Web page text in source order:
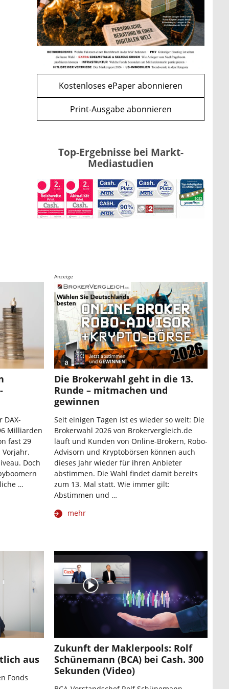
WEITERE ARTIKEL
zurückweiter
Kind möglich
mehr
Kostenloses ePaper abonnieren
Print-Ausgabe abonnieren
Top-Ergebnisse bei Markt-
Mediastudien
DAX-
Milliarden
fast 29
Doch
…
Anzeige
Die Brokerwahl geht in die 13.
Runde – mitmachen und
gewinnen
Seit einigen Tagen ist es wieder so weit: Die
Brokerwahl 2026 von Brokervergleich.de
läuft und Kunden von Online-Brokern, Robo-
Advisorn und Kryptobörsen können auch
dieses Jahr wieder für ihren Anbieter
abstimmen. Die Wahl findet damit bereits
zum 13. Mal statt. Wie immer gilt:
Abstimmen und …
mehr
aus
Fonds
Zukunft der Maklerpools: Rolf
Schünemann (BCA) bei Cash. 300
Sekunden (Video)